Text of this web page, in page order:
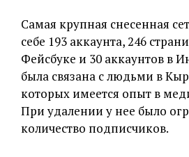
Самая крупная снесенная
себе 193 аккаунта, 246
Фейсбуке и 30 аккаунтов в
была связана с людьми в
которых имеется опыт в
При удалении у нее было
количество подписчиков.